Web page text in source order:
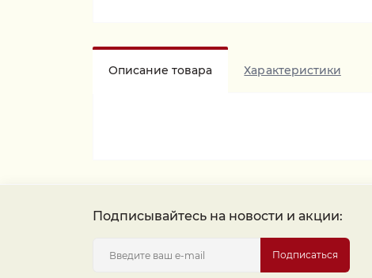
Описание товара Характеристики
Подписывайтесь на новости и акции:
Подписаться